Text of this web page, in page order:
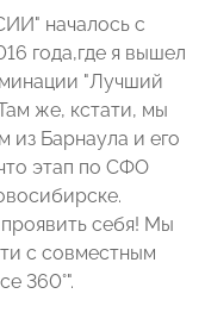
началось с
года,где я вышел
"Лучший
же, кстати, мы
из Барнаула и его
этап по СФО
себя! Мы
с совместным
360°".